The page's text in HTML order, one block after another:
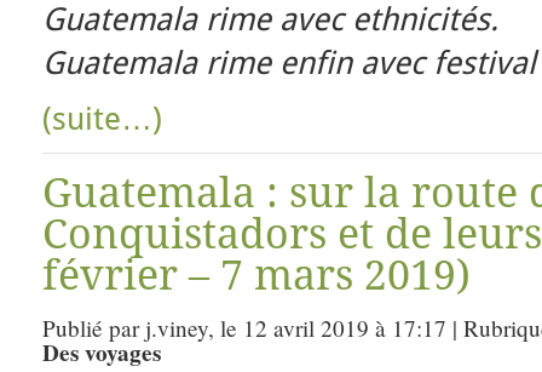
Guatemala rime avec ethnicités.
Guatemala rime enfin avec
(suite…)
Guatemala : sur la route
Conquistadors et de
février – 7 mars 2019)
Publié par j.viney, le 12 avril 2019 à 17:17 |
Des voyages